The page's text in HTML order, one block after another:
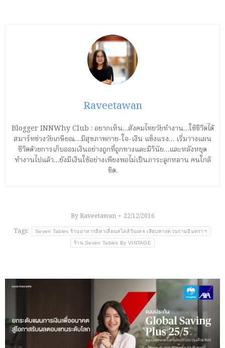
Raveetawan
Blogger INNWhy Club : อยากเห็น…สังคมไทยวัยทำงาน…ใช้ชีวิตได้
สมาร์ทช่วงวัยเกษียณ…มีสุขภาพกาย-ใจ-เงิน แข็งแรง… เริ่มวางแผน
ชีวิตด้วยการเก็บออมเงินอย่างถูกที่ถูกทางและมีวินัย…และหลังหยุด
ทำงานไปแล้ว…ยังมีเงินใช้อย่างเพียงพอไม่เป็นภาระลูกหลาน คนใกล้
ชิด.
ByRaveetawan
22/12/2016
Tags:
Seven Tables ร้านอาหารอิตาเลี่ยนสไตล์วินเทจ เลียบทางด่วนรามอินทราฯ
ร้าน Seven Tables By VINTAGE